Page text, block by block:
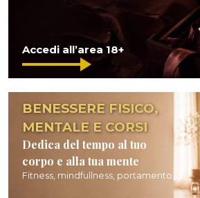
Accedi all’area 18+
BENESSERE FISICO,
MENTALE E CORSI
Dedica del tempo al tuo
corpo e alla tua mente
Fitness, mindfullness, portamento...